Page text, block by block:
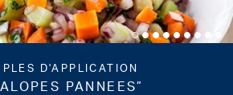
D'APPLICATION
PANNEES”